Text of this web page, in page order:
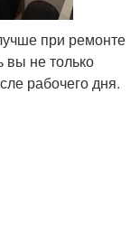
при ремонте
вы не только
рабочего дня.